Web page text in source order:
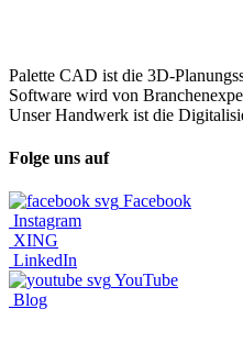
Palette CAD ist die 3D-
Software wird von
Unser Handwerk ist die
Folge uns auf
Facebook
Instagram
XING
LinkedIn
YouTube
Blog